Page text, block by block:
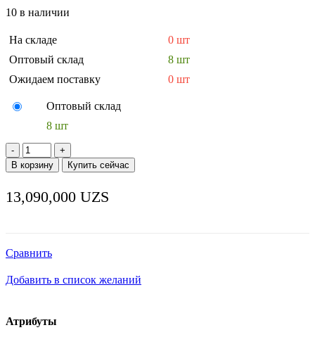
10 в наличии
На складе
0 шт
Оптовый склад
8 шт
Ожидаем поставку
0 шт
Оптовый склад
8 шт
Количество
товара
ПЛИТА
HURAKAN
В корзину Купить сейчас
13,090,000 UZS
Сравнить
Добавить в список желаний
Атрибуты